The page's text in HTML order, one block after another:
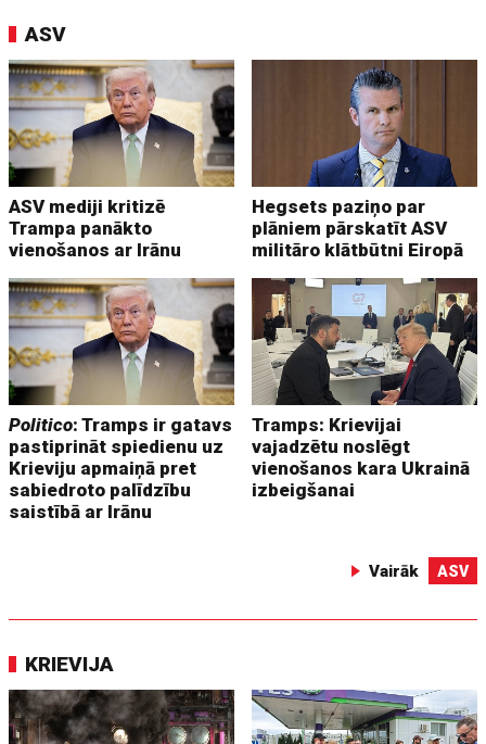
ASV
ASV mediji kritizē
Trampa panākto
vienošanos ar Irānu
Hegsets paziņo par
plāniem pārskatīt ASV
militāro klātbūtni Eiropā
Politico: Tramps ir gatavs
pastiprināt spiedienu uz
Krieviju apmaiņā pret
sabiedroto palīdzību
saistībā ar Irānu
Tramps: Krievijai
vajadzētu noslēgt
vienošanos kara Ukrainā
izbeigšanai
Vairāk ASV
KRIEVIJA